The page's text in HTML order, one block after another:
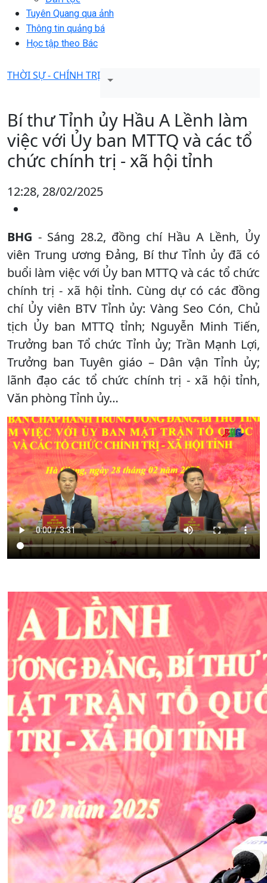
Tuyên Quang qua ảnh
Thông tin quảng bá
Học tập theo Bác
THỜI SỰ - CHÍNH TRỊ
Bí thư Tỉnh ủy Hầu A Lềnh làm
việc với Ủy ban MTTQ và các tổ
chức chính trị - xã hội tỉnh
12:28, 28/02/2025
BHG - Sáng 28.2, đồng chí Hầu A Lềnh, Ủy
viên Trung ương Đảng, Bí thư Tỉnh ủy đã có
buổi làm việc với Ủy ban MTTQ và các tổ chức
chính trị - xã hội tỉnh. Cùng dự có các đồng
chí Ủy viên BTV Tỉnh ủy: Vàng Seo Cón, Chủ
tịch Ủy ban MTTQ tỉnh; Nguyễn Minh Tiến,
Trưởng ban Tổ chức Tỉnh ủy; Trần Mạnh Lợi,
Trưởng ban Tuyên giáo – Dân vận Tỉnh ủy;
lãnh đạo các tổ chức chính trị - xã hội tỉnh,
Văn phòng Tỉnh ủy…